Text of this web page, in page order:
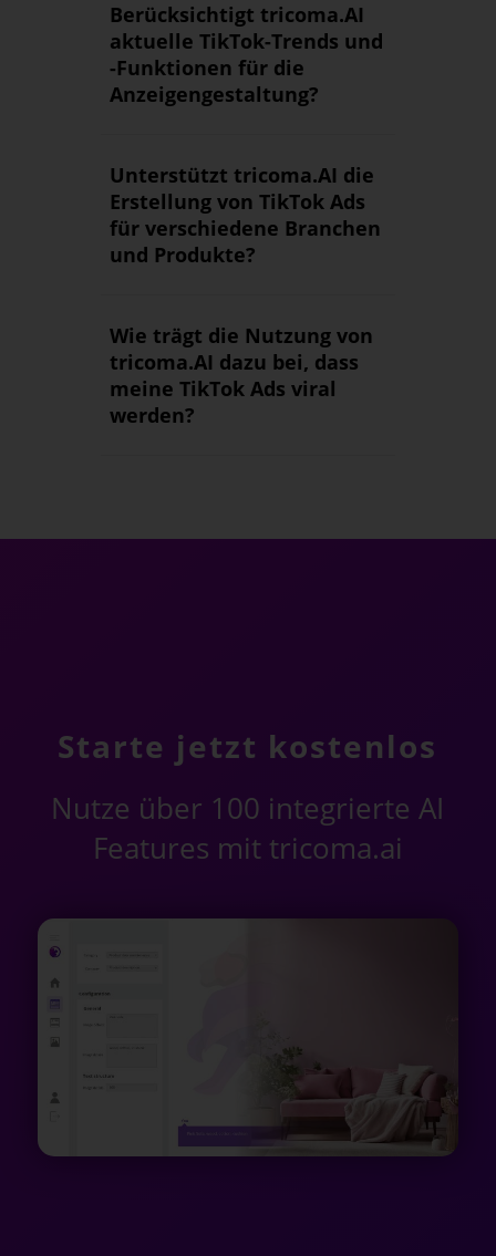
Berücksichtigt tricoma.AI
aktuelle TikTok-Trends und
-Funktionen für die
Anzeigengestaltung?
Unterstützt tricoma.AI die
Erstellung von TikTok Ads
für verschiedene Branchen
und Produkte?
Wie trägt die Nutzung von
tricoma.AI dazu bei, dass
meine TikTok Ads viral
werden?
Starte jetzt kostenlos
Nutze über 100 integrierte AI
Features mit tricoma.ai